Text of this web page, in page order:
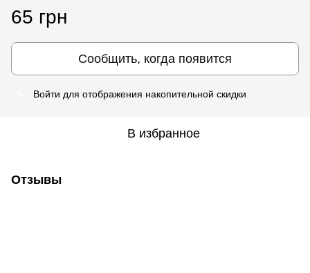
65 грн
Сообщить, когда появится
Войти для отображения накопительной скидки
В избранное
Отзывы